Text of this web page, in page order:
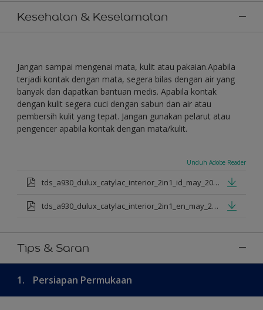
Kesehatan & Keselamatan
Jangan sampai mengenai mata, kulit atau pakaian.Apabila
terjadi kontak dengan mata, segera bilas dengan air yang
banyak dan dapatkan bantuan medis. Apabila kontak
dengan kulit segera cuci dengan sabun dan air atau
pembersih kulit yang tepat. Jangan gunakan pelarut atau
pengencer apabila kontak dengan mata/kulit.
Unduh Adobe Reader
tds_a930_dulux_catylac_interior_2in1_id_may_2025.pdf
tds_a930_dulux_catylac_interior_2in1_en_may_2025.pdf
Tips & Saran
1. Persiapan Permukaan